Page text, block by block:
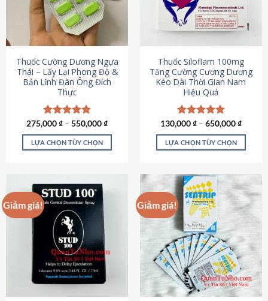
tùy
chọn
có
thể
chọn
trên
trang
sản
phẩm
tùy
chọn
có
được
chọn
trên
trang
sản
phẩm
Thuốc Cường Dương Ngựa
Thái – Lấy Lại Phong Độ &
Bản Lĩnh Đàn Ông Đích
Thực
Được xếp
hạng4.87
5 sao
275,000₫ – 550,000₫
LỰA CHỌN TÙY CHỌN
có
nhiều
biến
thể.
Các
tùy
chọn
Thuốc Siloflam 100mg
Tăng Cường Cương Dương
Kéo Dài Thời Gian Nam
Hiệu Quả
Được xếp
hạng5.00
5 sao
130,000₫ – 650,000₫
LỰA CHỌN TÙY CHỌN
này
có
nhiều
biến
thể.
Các
tùy
chọn
có
thể
Giảm giá! Giảm giá!